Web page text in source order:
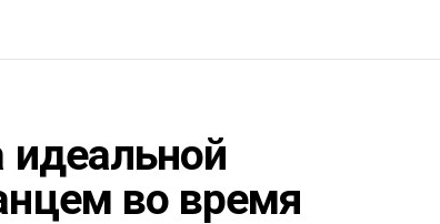
идеальной
во время